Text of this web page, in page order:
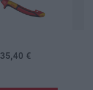
35,40 €